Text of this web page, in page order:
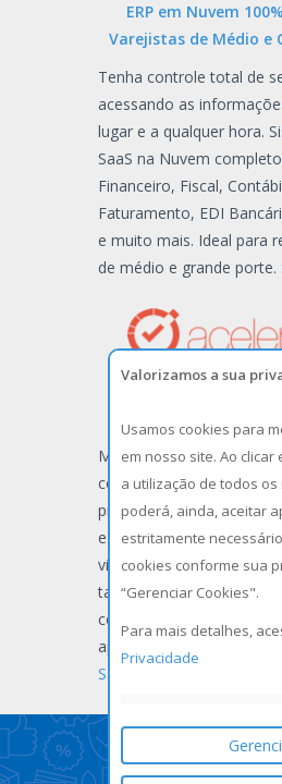
ERP em Nuvem
Varejistas de Médio e
Tenha controle total de
acessando as
lugar e a qualquer hora.
SaaS na Nuvem
Financeiro, Fiscal,
Faturamento, EDI
e muito mais. Ideal para
de médio e grande porte.
Help Desk, Service
Melhore a comunicação
colabores e seus
prioridades e o SLA. Crie
e-mail, formulários ou
visão completa de todas
tarefas e atividades de
colaborador e equipe, e
apontamentos e horas
Saiba mais
Valorizamos a sua
Usamos cookies para
em nosso site. Ao clicar
a utilização de todos
poderá, ainda, aceitar
estritamente
cookies conforme sua
“Gerenciar Cookies".
Para mais detalhes,
Privacidade